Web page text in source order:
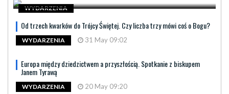
WYDARZENIA
Od trzech kwarków do Trójcy Świętej. Czy liczba trzy mówi coś o Bogu?
WYDARZENIA 31 May 09:02
Europa między dziedzictwem a przyszłością. Spotkanie z biskupem
Janem Tyrawą
WYDARZENIA 20 May 09:20